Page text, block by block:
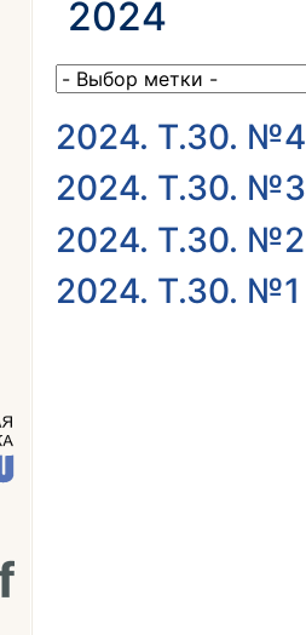
2024
2024. Т.30. №4
2024. Т.30. №3
2024. Т.30. №2
2024. Т.30. №1